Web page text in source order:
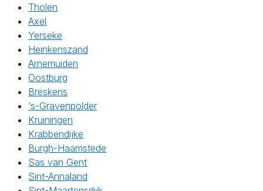
Tholen
Axel
Yerseke
Heinkenszand
Arnemuiden
Oostburg
Breskens
‘s-Gravenpolder
Kruiningen
Krabbendijke
Burgh-Haamstede
Sas van Gent
Sint-Annaland